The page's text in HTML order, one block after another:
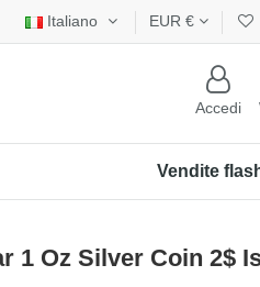
Italiano EUR €
Accedi
Vendite
1 Oz Silver Coin 2$